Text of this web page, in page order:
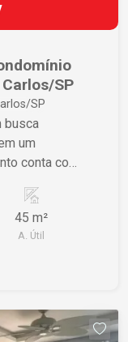
SP
SP
busca
um
e 1 vaga de
ideal
mais
Uma
45 m²
A. Útil